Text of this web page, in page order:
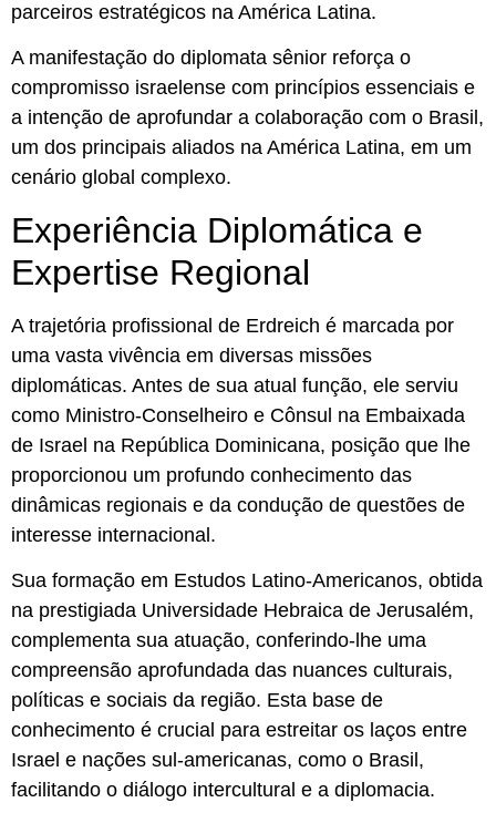
parceiros estratégicos na América Latina.
A manifestação do diplomata sênior reforça o
compromisso israelense com princípios essenciais e
a intenção de aprofundar a colaboração com o Brasil,
um dos principais aliados na América Latina, em um
cenário global complexo.
Experiência Diplomática e
Expertise Regional
A trajetória profissional de Erdreich é marcada por
uma vasta vivência em diversas missões
diplomáticas. Antes de sua atual função, ele serviu
como Ministro-Conselheiro e Cônsul na Embaixada
de Israel na República Dominicana, posição que lhe
proporcionou um profundo conhecimento das
dinâmicas regionais e da condução de questões de
interesse internacional.
Sua formação em Estudos Latino-Americanos, obtida
na prestigiada Universidade Hebraica de Jerusalém,
complementa sua atuação, conferindo-lhe uma
compreensão aprofundada das nuances culturais,
políticas e sociais da região. Esta base de
conhecimento é crucial para estreitar os laços entre
Israel e nações sul-americanas, como o Brasil,
facilitando o diálogo intercultural e a diplomacia.